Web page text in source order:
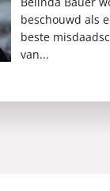
beschouwd als
beste
van...